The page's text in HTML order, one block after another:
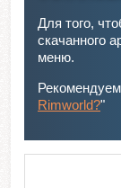
Для того,
скачанного
меню.
Rimworld?"